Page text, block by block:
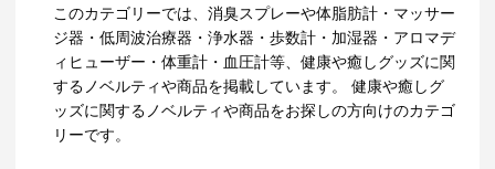
このカテゴリーでは、消臭スプレーや体脂肪計・マッサー
ジ器・低周波治療器・浄水器・歩数計・加湿器・アロマデ
ィヒューザー・体重計・血圧計等、健康や癒しグッズに関
するノベルティや商品を掲載しています。 健康や癒しグ
ッズに関するノベルティや商品をお探しの方向けのカテゴ
リーです。